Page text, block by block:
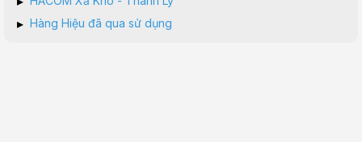
▸ Hàng Hiệu đã qua sử dụng